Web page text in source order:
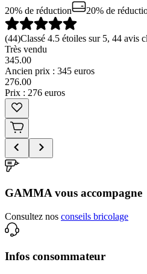
20% de réduction
20% de
(44)Classé 4.5 étoiles sur 5, 44 avis
Très vendu
345.00
Ancien prix : 345 euros
276.00
Prix : 276 euros
GAMMA vous accompagne
Consultez nos conseils bricolage
Infos consommateur